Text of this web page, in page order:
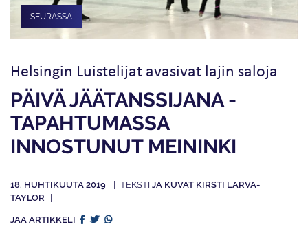
SEURASSA
Helsingin Luistelijat avasivat lajin saloja
PÄIVÄ JÄÄTANSSIJANA -
TAPAHTUMASSA
INNOSTUNUT MEININKI
18. HUHTIKUUTA 2019
JA KUVAT KIRSTI LARVA-
TAYLOR
JAA ARTIKKELI